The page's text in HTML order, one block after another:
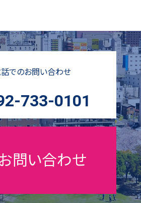
でのお問い合わせ
733-0101
問い合わせ